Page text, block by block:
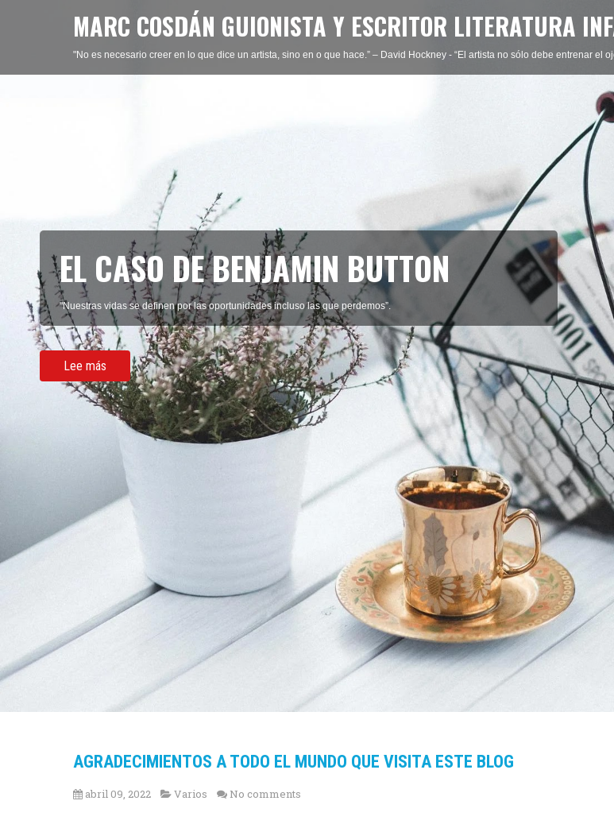
MARC COSDÁN GUIONISTA Y ESCRITOR LITERATURA
"No es necesario creer en lo que dice un artista, sino en o que hace.” – David Hockney - “El artista no sólo debe entrenar el
EL CASO DE BENJAMIN BUTTON
"Nuestras vidas se definen por las oportunidades incluso las que perdemos”.
Lee más
AGRADECIMIENTOS A TODO EL MUNDO QUE VISITA ESTE BLOG
abril 09, 2022 Varios No comments